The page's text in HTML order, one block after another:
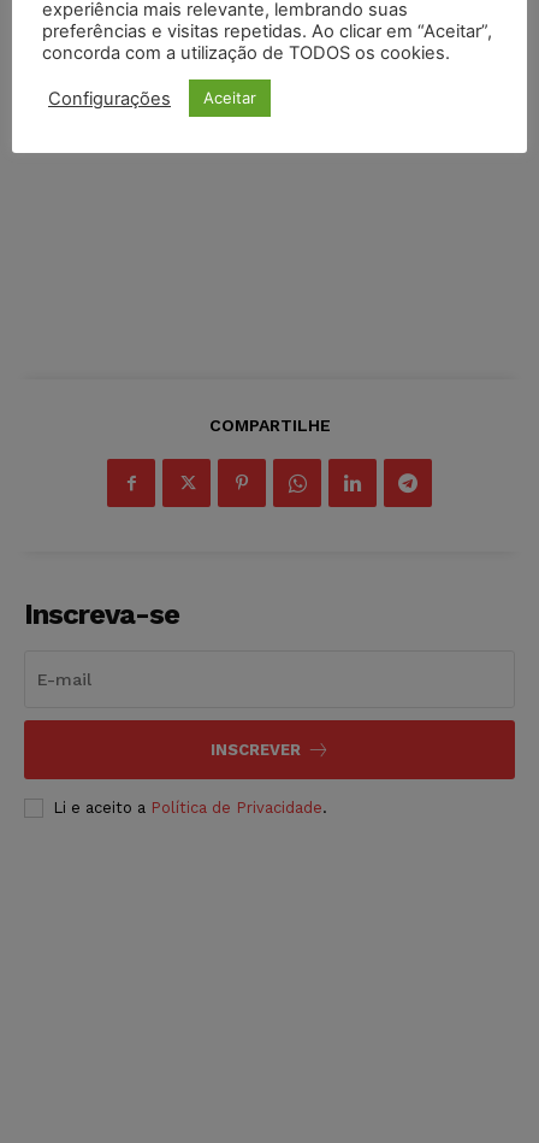
COMPARTILHE
Inscreva-se
INSCREVER
Li e aceito a Política de Privacidade.
experiência mais relevante, lembrando suas
preferências e visitas repetidas. Ao clicar em “Aceitar”,
concorda com a utilização de TODOS os cookies.
Configurações Aceitar